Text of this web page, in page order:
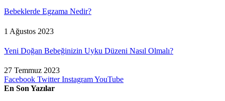
Bebeklerde Egzama Nedir?
1 Ağustos 2023
Yeni Doğan Bebeğinizin Uyku Düzeni Nasıl Olmalı?
27 Temmuz 2023
Facebook Twitter InstagramYouTube
En Son Yazılar